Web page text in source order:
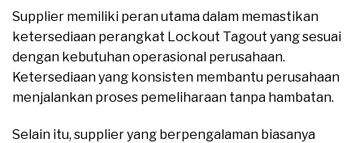
Supplier memiliki peran utama dalam memastikan
ketersediaan perangkat Lockout Tagout yang sesuai
dengan kebutuhan operasional perusahaan.
Ketersediaan yang konsisten membantu perusahaan
menjalankan proses pemeliharaan tanpa hambatan.
Selain itu, supplier yang berpengalaman biasanya